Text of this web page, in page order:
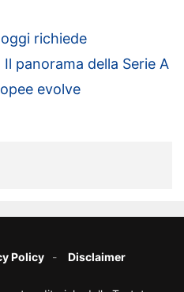
oggi richiede
panorama della Serie A
evolve
Policy Disclaimer